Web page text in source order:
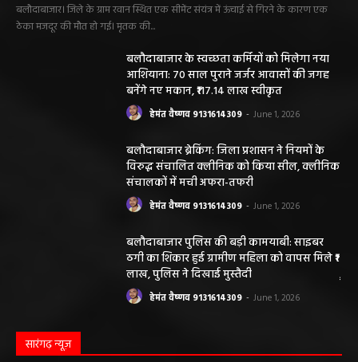
बलौदाबाजार। जिले के ग्राम रवान स्थित एक सीमेंट संयंत्र में ऊंचाई से गिरने के कारण एक
ठेका मजदूर की मौत हो गई। मृतक की...
बलौदाबाजार के स्वच्छता कर्मियों को मिलेगा नया
आशियाना: 70 साल पुराने जर्जर आवासों की जगह
बनेंगे नए मकान, ₹117.14 लाख स्वीकृत
हेमंत वैष्णव 9131614309 - June 1, 2026
बलौदाबाजार ब्रेकिंग: जिला प्रशासन ने नियमों के
विरुद्ध संचालित क्लीनिक को किया सील, क्लीनिक
संचालकों में मची अफरा-तफरी
हेमंत वैष्णव 9131614309 - June 1, 2026
बलौदाबाजार पुलिस की बड़ी कामयाबी: साइबर
ठगी का शिकार हुई ग्रामीण महिला को वापस मिले ₹1
लाख, पुलिस ने दिखाई मुस्तैदी
हेमंत वैष्णव 9131614309 - June 1, 2026
सारंगढ़ न्यूज़